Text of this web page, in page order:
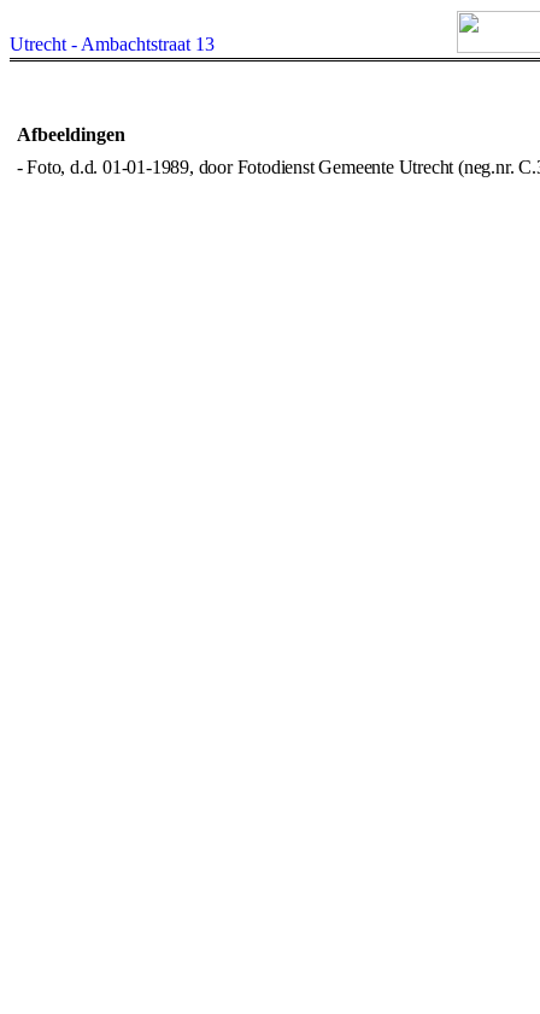
Utrecht - Ambachtstraat 13
Afbeeldingen
- Foto, d.d. 01-01-1989, door Fotodienst Gemeente Utrecht (neg.nr.